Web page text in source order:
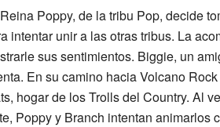
Poppy, de la tribu Pop, decide
intentar unir a las otras tribus. La
sus sentimientos. Biggie, un
En su camino hacia Volcano
hogar de los Trolls del Country. Al
Poppy y Branch intentan animarlos